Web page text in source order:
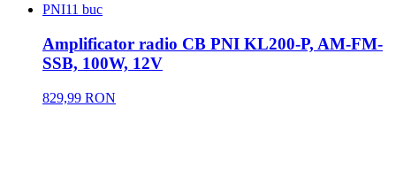
PNI11 buc
Amplificator radio CB PNI KL200-P, AM-FM-
SSB, 100W, 12V
829,99 RON